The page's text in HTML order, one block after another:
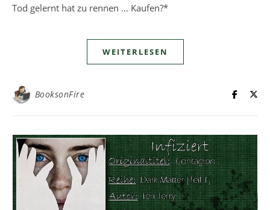
Tod gelernt hat zu rennen … Kaufen?*
WEITERLESEN
BooksonFire